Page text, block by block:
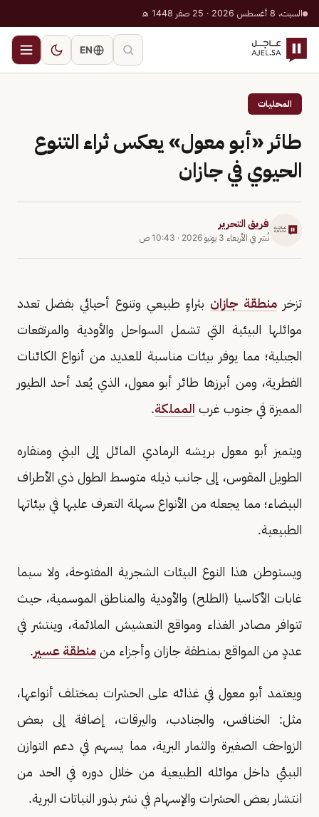
السبت، 8 أغسطس 2026 · 25 صفر 1448 هـ
EN
المحليات
طائر «أبو معول» يعكس ثراء التنوع
الحيوي في جازان
فريق التحرير
نُشر في الأربعاء 3 يونيو 2026 · 10:43 ص
تزخر منطقة جازان بثراءٍ طبيعي وتنوع أحيائي بفضل تعدد
موائلها البيئية التي تشمل السواحل والأودية والمرتفعات
الجبلية؛ مما يوفر بيئات مناسبة للعديد من أنواع الكائنات
الفطرية، ومن أبرزها طائر أبو معول، الذي يُعد أحد الطيور
المميزة في جنوب غرب المملكة.
ويتميز أبو معول بريشه الرمادي المائل إلى البني ومنقاره
الطويل المقوس، إلى جانب ذيله متوسط الطول ذي الأطراف
البيضاء؛ مما يجعله من الأنواع سهلة التعرف عليها في بيئاتها
الطبيعية.
ويستوطن هذا النوع البيئات الشجرية المفتوحة، ولا سيما
غابات الأكاسيا (الطلح) والأودية والمناطق الموسمية، حيث
تتوافر مصادر الغذاء ومواقع التعشيش الملائمة، وينتشر في
عددٍ من المواقع بمنطقة جازان وأجزاء من منطقة عسير.
ويعتمد أبو معول في غذائه على الحشرات بمختلف أنواعها،
مثل: الخنافس، والجنادب، واليرقات، إضافة إلى بعض
الزواحف الصغيرة والثمار البرية، مما يسهم في دعم التوازن
البيئي داخل موائله الطبيعية من خلال دوره في الحد من
انتشار بعض الحشرات والإسهام في نشر بذور النباتات البرية.